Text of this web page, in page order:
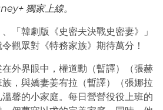
獨家上線。
「韓劇版《史密夫決戰史密妻》」
觀眾對《特務家族》期待萬分！
外界眼中，權道勳（暫譯）（張赫
，與嬌妻姜宥拉（暫譯）（張娜拉
馨的小家庭。每日營營役役上班的